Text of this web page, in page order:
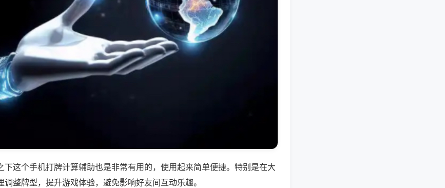
下这个手机打牌计算辅助也是非常有用的，使用起来简单便捷。特别是在大
整牌型，提升游戏体验，避免影响好友间互动乐趣。